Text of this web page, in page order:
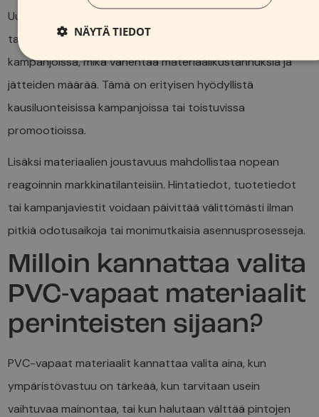
Uudelleenkäytettävyys tekee materiaaleista
taloudellisesti järkeviä. Sama materiaali voi palvella useissa
kampanjoissa, mikä vähentää materiaalikustannuksia ja
jätteiden määrää. Tämä on erityisen hyödyllistä
kausiluonteisissa kampanjoissa tai toistuvissa
promootioissa.
Lisäksi materiaalien joustavuus mahdollistaa nopean
reagoinnin markkinatilanteisiin. Hintatiedot, tuotetiedot
tai kampanjaviestit voidaan päivittää välittömästi ilman
pitkiä odotusaikoja tai monimutkaisia asennusprosesseja.
Milloin kannattaa valita
PVC-vapaat materiaalit
perinteisten sijaan?
PVC-vapaat materiaalit kannattaa valita aina, kun
ympäristövastuu on tärkeää, kun tarvitaan usein
vaihtuvaa mainontaa, tai kun halutaan välttää pintojen
NÄYTÄ TIEDOT